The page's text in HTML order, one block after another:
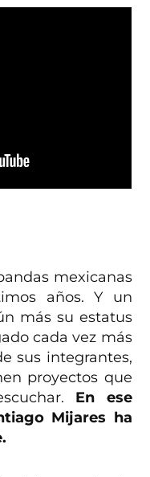
mexicanas
años. Y un
más su estatus
cada vez más
sus integrantes,
proyectos que
En ese
Mijares ha